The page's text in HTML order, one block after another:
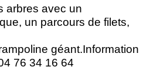
arbres avec un
un parcours de filets,
géant.Information
76 34 16 64